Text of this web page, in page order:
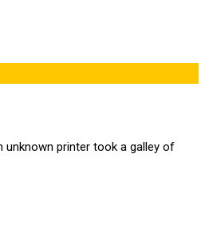
unknown printer took a galley of